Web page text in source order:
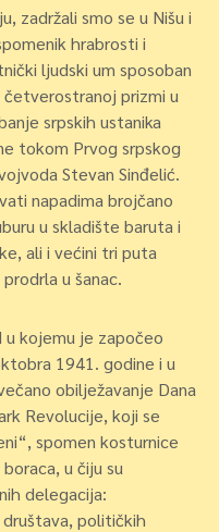
zadržali smo se u Nišu i
hrabrosti i
ljudski um sposoban
četverostranoj prizmi u
srpskih ustanika
tokom Prvog srpskog
Stevan Sinđelić.
napadima brojčano
u skladište baruta i
ali i većini tri puta
u šanac.
kojemu je započeo
1941. godine i u
obilježavanje Dana
Revolucije, koji se
spomen kosturnice
u čiju su
delegacija:
političkih